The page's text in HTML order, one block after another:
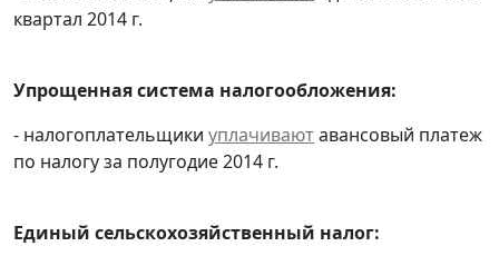
квартал 2014 г.
Упрощенная система налогообложения:
- налогоплательщики уплачиваютавансовый платеж
по налогу за полугодие 2014 г.
Единый сельскохозяйственный налог: